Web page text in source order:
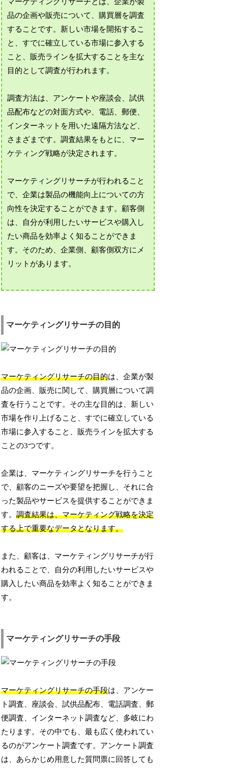
マーケティングリサーチとは、企業が製
品の企画や販売について、購買層を調査
することです。新しい市場を開拓するこ
と、すでに確立している市場に参入する
こと、販売ラインを拡大することを主な
目的として調査が行われます。
調査方法は、アンケートや座談会、試供
品配布などの対面方式や、電話、郵便、
インターネットを用いた遠隔方法など、
さまざまです。調査結果をもとに、マー
ケティング戦略が決定されます。
マーケティングリサーチが行われること
で、企業は製品の機能向上についての方
向性を決定することができます。顧客側
は、自分が利用したいサービスや購入し
たい商品を効率よく知ることができま
す。そのため、企業側、顧客側双方にメ
リットがあります。
マーケティングリサーチの目的
マーケティングリサーチの目的は、企業が製
品の企画、販売に関して、購買層について調
査を行うことです。その主な目的は、新しい
市場を作り上げること、すでに確立している
市場に参入すること、販売ラインを拡大する
ことの3つです。
企業は、マーケティングリサーチを行うこと
で、顧客のニーズや要望を把握し、それに合
った製品やサービスを提供することができま
す。調査結果は、マーケティング戦略を決定
する上で重要なデータとなります。
また、顧客は、マーケティングリサーチが行
われることで、自分の利用したいサービスや
購入したい商品を効率よく知ることができま
す。
マーケティングリサーチの手段
マーケティングリサーチの手段は、アンケー
ト調査、座談会、試供品配布、電話調査、郵
便調査、インターネット調査など、多岐にわ
たります。その中でも、最も広く使われてい
るのがアンケート調査です。アンケート調査
は、あらかじめ用意した質問票に回答しても